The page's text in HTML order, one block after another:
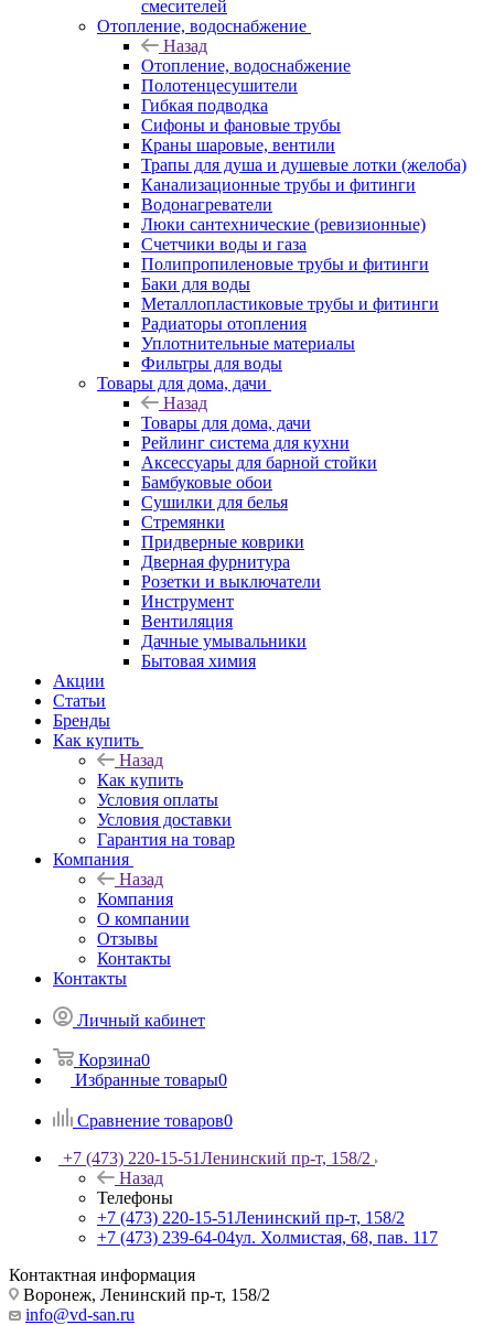
смесителей
Отопление, водоснабжение
Назад
Отопление, водоснабжение
Полотенцесушители
Гибкая подводка
Сифоны и фановые трубы
Краны шаровые, вентили
Трапы для душа и душевые лотки (желоба)
Канализационные трубы и фитинги
Водонагреватели
Люки сантехнические (ревизионные)
Счетчики воды и газа
Полипропиленовые трубы и фитинги
Баки для воды
Металлопластиковые трубы и фитинги
Радиаторы отопления
Уплотнительные материалы
Фильтры для воды
Товары для дома, дачи
Назад
Товары для дома, дачи
Рейлинг система для кухни
Аксессуары для барной стойки
Бамбуковые обои
Сушилки для белья
Стремянки
Придверные коврики
Дверная фурнитура
Розетки и выключатели
Инструмент
Вентиляция
Дачные умывальники
Бытовая химия
Акции
Статьи
Бренды
Как купить
Назад
Как купить
Условия оплаты
Условия доставки
Гарантия на товар
Компания
Назад
Компания
О компании
Отзывы
Контакты
Контакты
Личный кабинет
Корзина0
Избранные товары0
Сравнение товаров0
+7 (473) 220-15-51Ленинский пр-т, 158/2
Назад
Телефоны
+7 (473) 220-15-51Ленинский пр-т, 158/2
+7 (473) 239-64-04ул. Холмистая, 68, пав. 117
Контактная информация
Воронеж, Ленинский пр-т, 158/2
info@vd-san.ru